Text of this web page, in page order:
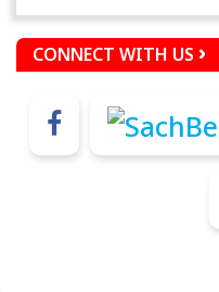
CONNECT WITH US